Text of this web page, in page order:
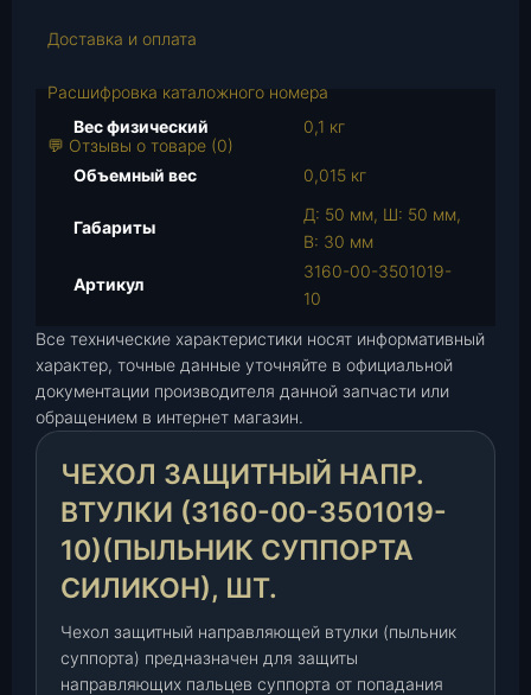
о
о
а
л
з
а
щ
т
н
ы
й
н
п
р
Доставка и оплата
Расшифровка каталожного номера
💬 Отзывы о товаре (0)
Вес физический 0,1 кг
Объемный вес 0,015 кг
Габариты
Д: 50 мм, Ш: 50 мм,
В: 30 мм
Артикул
3160-00-3501019-
10
Все технические характеристики носят информативный
характер, точные данные уточняйте в официальной
документации производителя данной запчасти или
обращением в интернет магазин.
ЧЕХОЛ ЗАЩИТНЫЙ НАПР.
ВТУЛКИ (3160-00-3501019-
10)(ПЫЛЬНИК СУППОРТА
СИЛИКОН), ШТ.
Чехол защитный направляющей втулки (пыльник
суппорта) предназначен для защиты
направляющих пальцев суппорта от попадания